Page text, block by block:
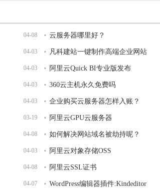
04-08 云服务器哪里好？
04-03 凡科建站一键制作高端企业网站
04-03 阿里云Quick BI专业版发布
04-03 360云主机永久免费吗
04-03 企业购买云服务器怎样入账？
03-19 阿里云GPU云服务器
04-08 如何解决网站域名被劫持呢？
04-03 阿里云对象存储OSS
04-08 阿里云SSL证书
04-07 WordPress编辑器插件:Kindeditor